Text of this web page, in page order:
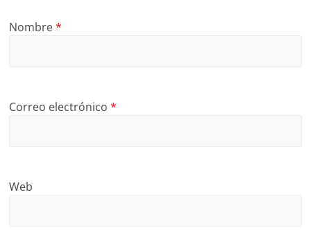
Nombre*
Correo electrónico*
Web